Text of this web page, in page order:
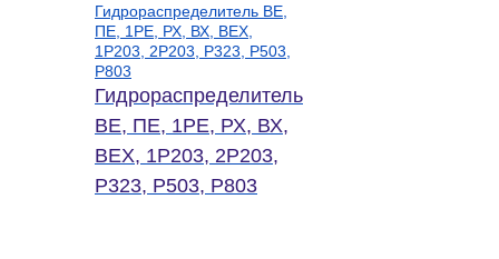
Гидрораспределитель ВЕ,
ПЕ, 1РЕ, РХ, ВХ, ВЕХ,
1Р203, 2Р203, Р323, Р503,
Р803
Гидрораспределитель
ВЕ, ПЕ, 1РЕ, РХ, ВХ,
ВЕХ, 1Р203, 2Р203,
Р323, Р503, Р803